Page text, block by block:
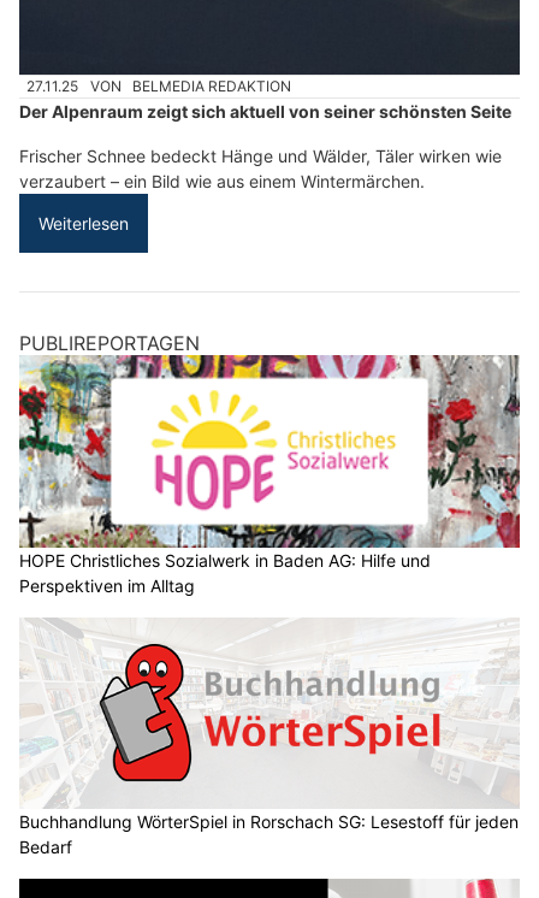
27.11.25 VON BELMEDIA REDAKTION
Der Alpenraum zeigt sich aktuell von seiner schönsten Seite
Frischer Schnee bedeckt Hänge und Wälder, Täler wirken wie
verzaubert – ein Bild wie aus einem Wintermärchen.
Weiterlesen
PUBLIREPORTAGEN
HOPE Christliches Sozialwerk in Baden AG: Hilfe und
Perspektiven im Alltag
Buchhandlung WörterSpiel in Rorschach SG: Lesestoff für jeden
Bedarf